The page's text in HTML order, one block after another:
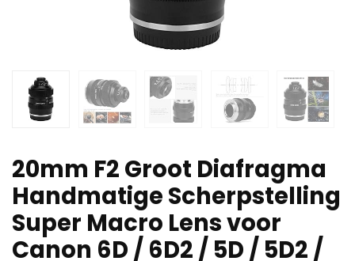
20mm F2 Groot Diafragma
Handmatige Scherpstelling
Super Macro Lens voor
Canon 6D / 6D2 / 5D / 5D2 /